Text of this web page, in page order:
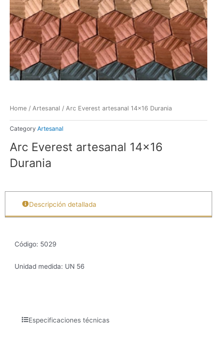
Home / Artesanal / Arc Everest artesanal 14×16 Durania
Category Artesanal
Arc Everest artesanal 14×16
Durania
Descripción detallada
Especificaciones técnicas
Código: 5029
Unidad medida: UN 56